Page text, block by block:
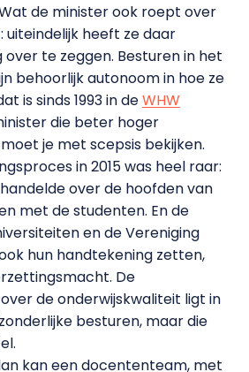
de minister ook roept over
uiteindelijk heeft ze daar
te zeggen. Besturen in het
behoorlijk autonoom in hoe ze
is sinds 1993 in deWHW
die beter hoger
je met scepsis bekijken.
in 2015 was heel raar:
over de hoofden van
met de studenten. En de
en de Vereniging
hun handtekening zetten,
De
de onderwijskwaliteit ligt in
besturen, maar die
kan een docententeam, met